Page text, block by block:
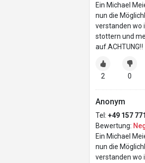
Ein Michael
nun die
verstanden wo
stottern und
auf.ACHTUNG‼
2 0
Anonym
Tel: +49 157
Bewertung:
Ein Michael
nun die
verstanden wo